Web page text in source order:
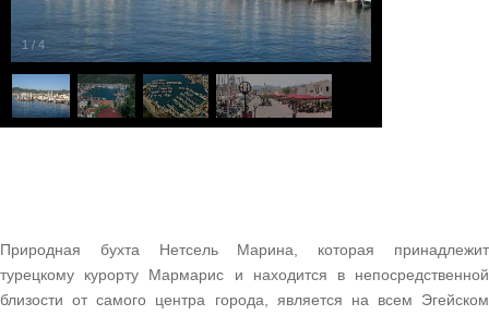
1 / 4
Природная бухта Нетсель Марина, которая принадлежит
турецкому курорту Мармарис и находится в непосредственной
близости от самого центра города, является на всем Эгейском